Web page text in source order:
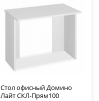
Стол офисный Домино
Лайт СКЛ-Прям100